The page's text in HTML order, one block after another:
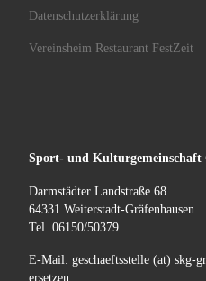
Datenschutzerklärung
Vereinsheim Restaurant FestZeit
Sport- und Kulturgemeinschaft
Darmstädter Landstraße 68
64331 Weiterstadt-Gräfenhausen
Tel. 06150/50379
E-Mail: geschaeftsstelle (at) skg-
ersetzen